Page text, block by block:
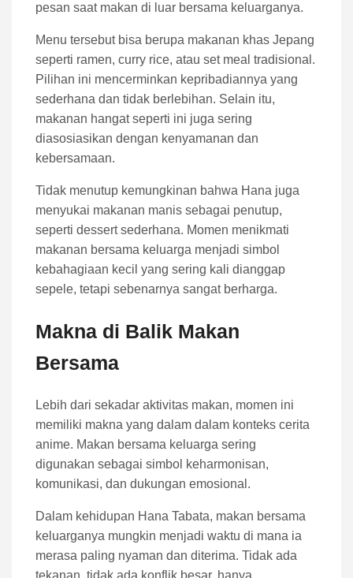
pesan saat makan di luar bersama keluarganya.
Menu tersebut bisa berupa makanan khas Jepang
seperti ramen, curry rice, atau set meal tradisional.
Pilihan ini mencerminkan kepribadiannya yang
sederhana dan tidak berlebihan. Selain itu,
makanan hangat seperti ini juga sering
diasosiasikan dengan kenyamanan dan
kebersamaan.
Tidak menutup kemungkinan bahwa Hana juga
menyukai makanan manis sebagai penutup,
seperti dessert sederhana. Momen menikmati
makanan bersama keluarga menjadi simbol
kebahagiaan kecil yang sering kali dianggap
sepele, tetapi sebenarnya sangat berharga.
Makna di Balik Makan
Bersama
Lebih dari sekadar aktivitas makan, momen ini
memiliki makna yang dalam dalam konteks cerita
anime. Makan bersama keluarga sering
digunakan sebagai simbol keharmonisan,
komunikasi, dan dukungan emosional.
Dalam kehidupan Hana Tabata, makan bersama
keluarganya mungkin menjadi waktu di mana ia
merasa paling nyaman dan diterima. Tidak ada
tekanan, tidak ada konflik besar, hanya